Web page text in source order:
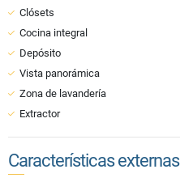
Clósets
Cocina integral
Depósito
Vista panorámica
Zona de lavandería
Extractor
Características externas